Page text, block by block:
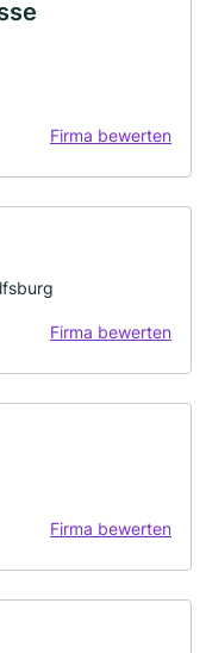
Firma bewerten
Firma bewerten
Firma bewerten